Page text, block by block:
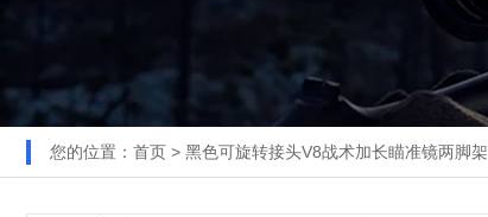
您的位置： 首页 > 黑色可旋转接头V8战术加长瞄准镜两脚架